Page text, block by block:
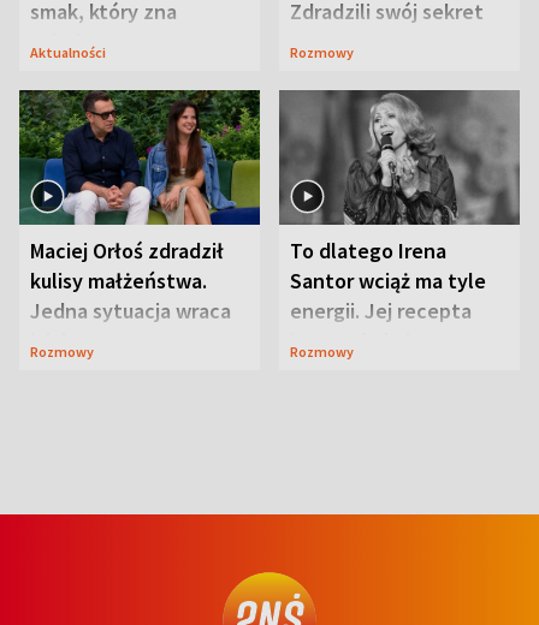
smak, który zna
Lubelszczyzna
Aktualności
Zdradzili swój sekret
Rozmowy
Maciej Orłoś zdradził
kulisy małżeństwa.
Jedna sytuacja wraca
jak bumerang
Rozmowy
To dlatego Irena
Santor wciąż ma tyle
energii. Jej recepta
jest zaskakująco
Rozmowy